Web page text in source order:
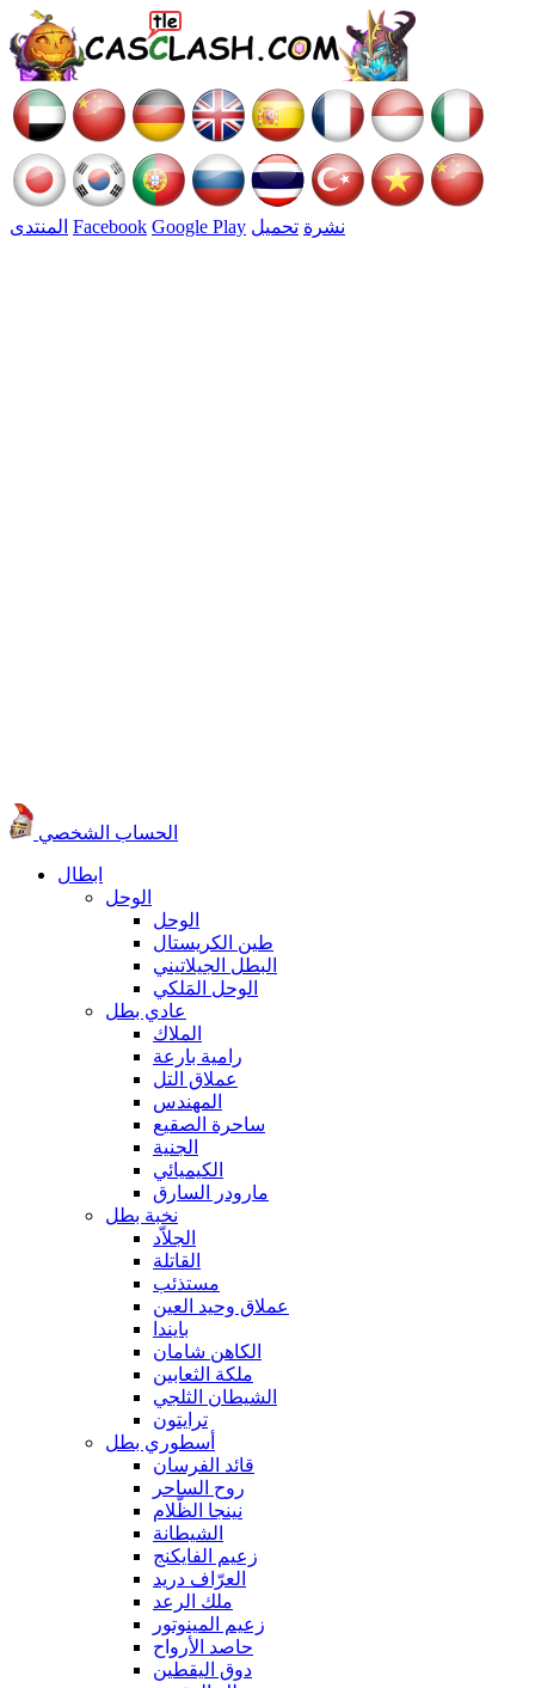
المنتدى Facebook Google Play نشرة تحميل
الحساب الشخصي
ابطال
الوحل
الوحل
طين الكريستال
البطل الجيلاتيني
الوحل المَلكي
عادي بطل
الملاك
رامية بارعة
عملاق التل
المهندس
ساحرة الصقيع
الجنية
الكيميائي
مارودر السارق
نخبة بطل
الجلاّد
القاتلة
مستذئب
عملاق وحيد العين
بايندا
الكاهن شامان
ملكة الثعابين
الشيطان الثلجي
ترايتون
أسطوري بطل
قائد الفرسان
روح الساحر
نينجا الظّلام
الشيطانة
زعيم الفايكنج
العرّاف دريد
ملك الرعد
زعيم المينوتور
حاصد الأرواح
دوق اليقطين